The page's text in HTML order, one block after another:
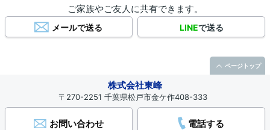
ご家族やご友人に共有できます。
メールで送る LINEで送る
株式会社東峰
〒270-2251 千葉県松戸市金ケ作408-333
お問い合わせ 電話する
ページトップ